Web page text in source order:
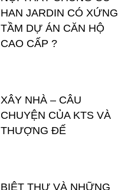
HAN JARDIN CÓ XỨNG
TẦM DỰ ÁN CĂN HỘ
CAO CẤP ?
XÂY NHÀ – CÂU
CHUYỆN CỦA KTS VÀ
THƯỢNG ĐẾ
BIỆT THỰ VÀ NHỮNG